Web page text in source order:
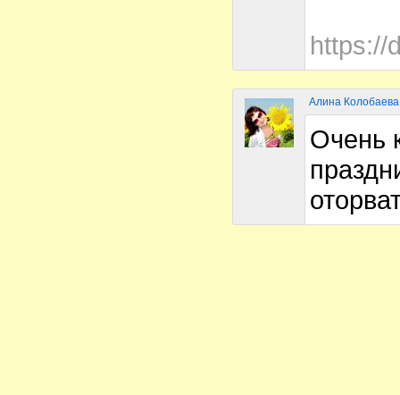
https://
Алина Колобаева
Очень